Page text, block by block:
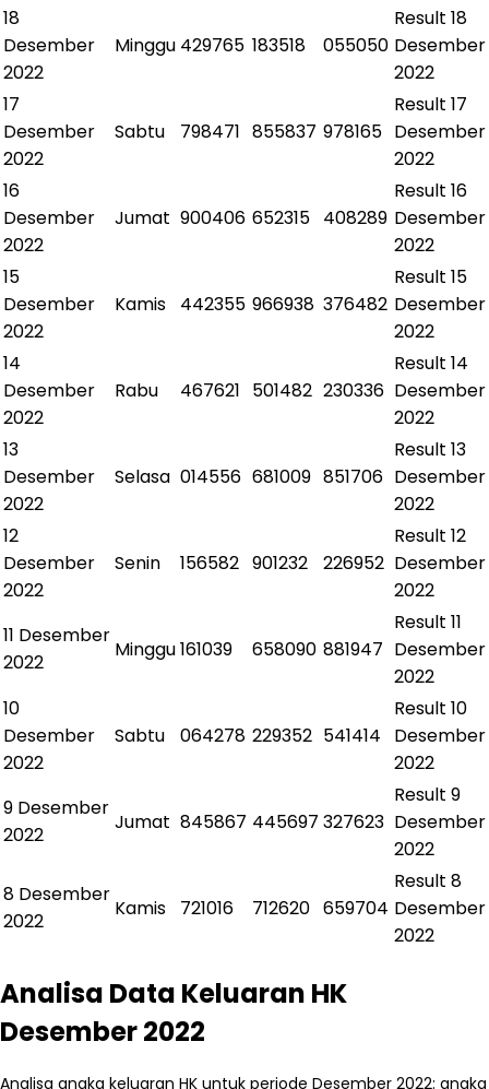
18
Desember
2022
Minggu 429765 183518 055050
Result 18
Desember
2022
17
Desember
2022
Sabtu 798471 855837 978165
Result 17
Desember
2022
16
Desember
2022
Jumat 900406 652315 408289
Result 16
Desember
2022
15
Desember
2022
Kamis 442355 966938 376482
Result 15
Desember
2022
14
Desember
2022
Rabu 467621 501482 230336
Result 14
Desember
2022
13
Desember
2022
Selasa 014556 681009 851706
Result 13
Desember
2022
12
Desember
2022
Senin 156582 901232 226952
Result 12
Desember
2022
11 Desember
2022
Minggu161039 658090 881947
Result 11
Desember
2022
10
Desember
2022
Sabtu 064278 229352 541414
Result 10
Desember
2022
9 Desember
2022
Jumat 845867 445697 327623
Result 9
Desember
2022
8 Desember
2022
Kamis 721016 712620 659704
Result 8
Desember
2022
Analisa Data Keluaran HK
Desember 2022
Analisa angka keluaran HK untuk periode Desember 2022: angka